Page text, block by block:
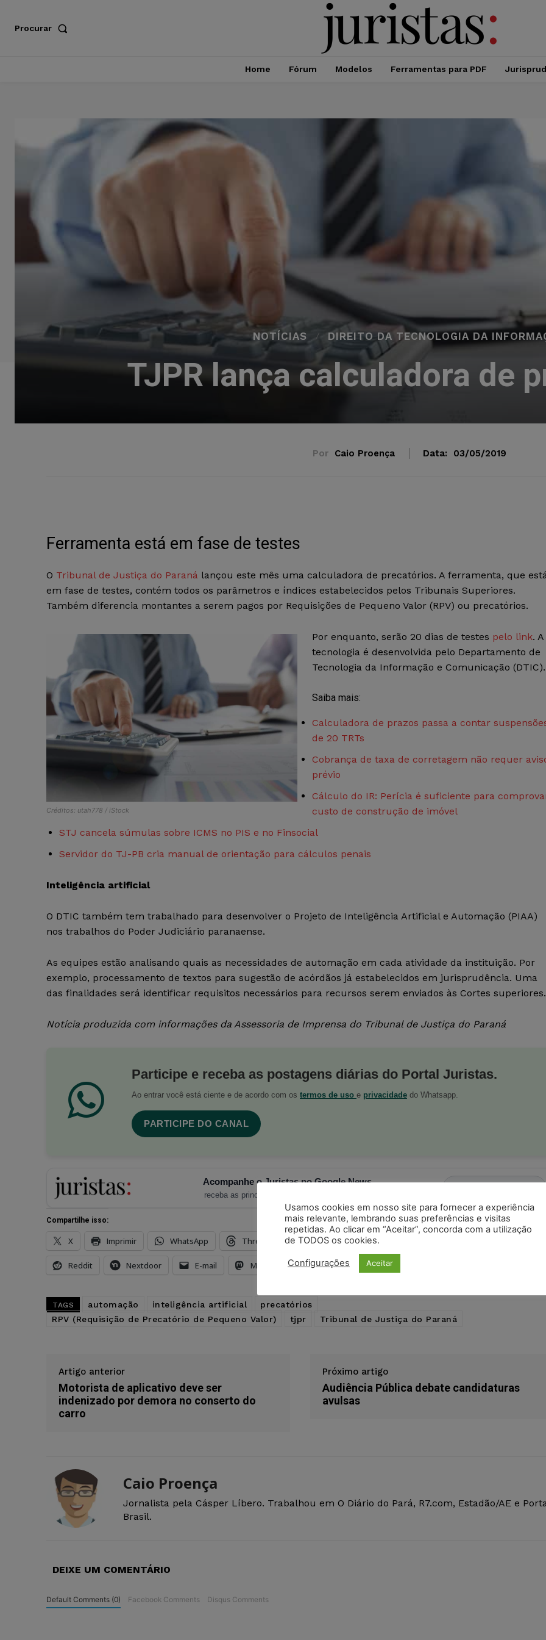
Procurar
Home Fórum Modelos Ferramentas para PDF
NOTÍCIAS DIREITO DA TECNOLOGIA DA
TJPR lança calculadora de
Por Caio Proença Data: 03/05/2019
Ferramenta está em fase de testes
O Tribunal de Justiça do Paraná lançou este mês uma calculadora de precatórios. A ferramenta, que
em fase de testes, contém todos os parâmetros e índices estabelecidos pelos Tribunais Superiores.
Também diferencia montantes a serem pagos por Requisições de Pequeno Valor (RPV) ou precatórios.
Créditos: utah778 / iStock
Por enquanto, serão 20 dias de testes pelo link. A
tecnologia é desenvolvida pelo Departamento de
Tecnologia da Informação e Comunicação (DTIC).
Saiba mais:
Calculadora de prazos passa a contar
de 20 TRTs
Cobrança de taxa de corretagem não requer
prévio
Cálculo do IR: Perícia é suficiente para
custo de construção de imóvel
STJ cancela súmulas sobre ICMS no PIS e no Finsocial
Servidor do TJ-PB cria manual de orientação para cálculos penais
Inteligência artificial
O DTIC também tem trabalhado para desenvolver o Projeto de Inteligência Artificial e Automação (PIAA)
nos trabalhos do Poder Judiciário paranaense.
As equipes estão analisando quais as necessidades de automação em cada atividade da instituição. Por
exemplo, processamento de textos para sugestão de acórdãos já estabelecidos em jurisprudência. Uma
das finalidades será identificar requisitos necessários para recursos serem enviados às Cortes superiores.
Notícia produzida com informações da Assessoria de Imprensa do Tribunal de Justiça do Paraná
Participe e receba as postagens diárias do Portal Juristas.
Ao entrar você está ciente e de acordo com os termos de uso e privacidade do Whatsapp.
PARTICIPE DO CANAL
Acompanhe o Juristas no Google News
receba as principais notícias jurídicas do Brasil
Compartilhe isso:
X Imprimir WhatsApp Threads Facebook Telegram
Reddit Nextdoor E-mail Mastodon LinkedIn
TAGS automação inteligência artificial
precatórios
RPV (Requisição de Precatório de Pequeno Valor)
tjpr Tribunal de Justiça do Paraná
Artigo anterior
Motorista de aplicativo deve ser
indenizado por demora no conserto do
carro
Próximo artigo
Audiência Pública debate candidaturas
avulsas
Caio Proença
Jornalista pela Cásper Líbero. Trabalhou em O Diário do Pará, R7.com, Estadão/AE e
Brasil.
DEIXE UM COMENTÁRIO
Default Comments (0) Facebook Comments Disqus Comments
Usamos cookies em nosso site para fornecer a experiência
mais relevante, lembrando suas preferências e visitas
repetidas. Ao clicar em “Aceitar”, concorda com a utilização
de TODOS os cookies.
Configurações Aceitar